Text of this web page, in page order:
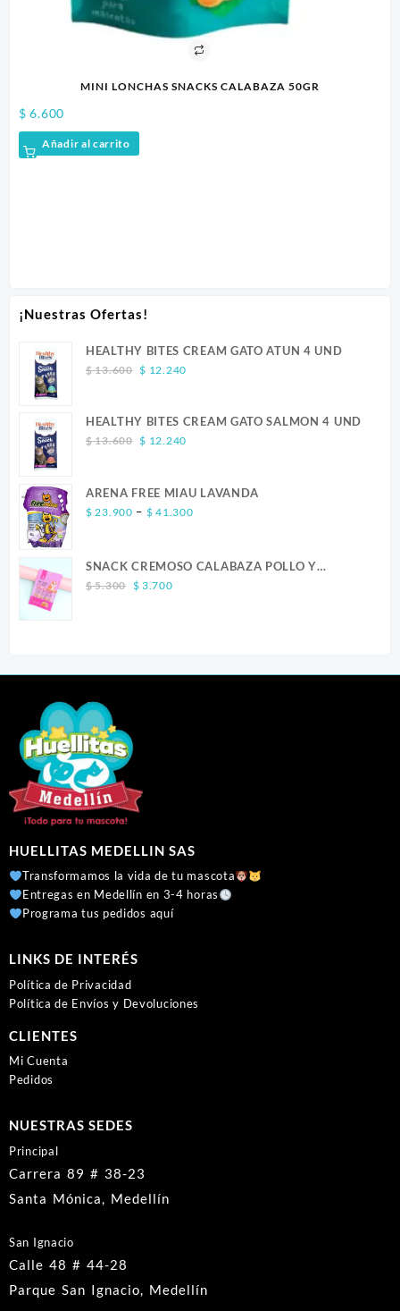
MINI LONCHAS SNACKS CALABAZA 50GR
$ 6.600
Añadir al carrito
¡Nuestras Ofertas!
HEALTHY BITES CREAM GATO ATUN 4 UND
$13.600 Original
$ 13.600.
$ 12.240Current
$ 12.240.
HEALTHY BITES CREAM GATO SALMON 4 UND
$13.600 Original
$ 13.600.
$ 12.240Current
$ 12.240.
ARENA FREE MIAU LAVANDA
$ 23.900 – $ 41.300Price
through
SNACK CREMOSO CALABAZA POLLO Y
SALMON CANINO X 5
$5.300
Original
$ 3.700Current
HUELLITAS MEDELLIN SAS
Transformamos la vida de tu mascota
Entregas en Medellín en 3-4 horas
Programa tus pedidos aquí
LINKS DE INTERÉS
Política de Privacidad
Política de Envíos y Devoluciones
CLIENTES
Mi Cuenta
Pedidos
NUESTRAS SEDES
Principal
Carrera 89 # 38-23
Santa Mónica, Medellín
San Ignacio
Calle 48 # 44-28
Parque San Ignacio, Medellín